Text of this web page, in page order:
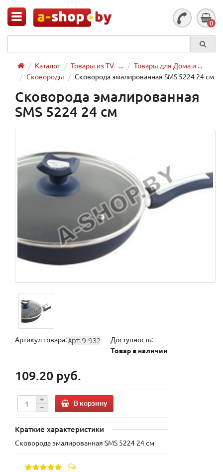
0
Каталог Товары из TV - ...
Товары для Дома и ...
Сковороды
Сковорода эмалированная SMS 5224 24 см
Сковорода эмалированная
SMS 5224 24 см
Артикул товара:
Доступность:
Товар в наличии
109.20 руб.
В корзину
Краткие характеристики
Сковорода эмалированная SMS 5224 24 см